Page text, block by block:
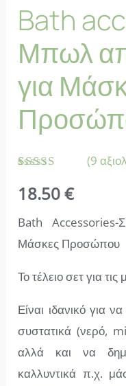
Bath
Μπωλ
για
με4.67
από 5 με
βαθμολογία
πελάτη
(9
18.50€
Bath
Μάσκες Προσώπου
Το τέλειο σετ για
Είναι ιδανικό για
συστατικά (νερό,
αλλά και να
καλλυντικά π.χ.